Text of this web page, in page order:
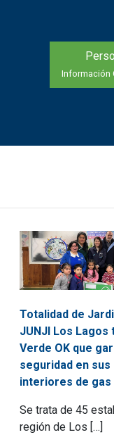
Información
Totalidad de
JUNJI Los Lagos
Verde OK que
seguridad en
interiores de gas
Se trata de 45
región de Los […]